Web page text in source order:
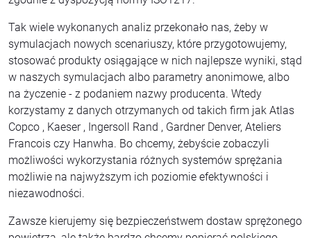
Tak wiele wykonanych analiz przekonało nas, żeby w
symulacjach nowych scenariuszy, które przygotowujemy,
stosować produkty osiągające w nich najlepsze wyniki, stąd
w naszych symulacjach albo parametry anonimowe, albo
na życzenie - z podaniem nazwy producenta. Wtedy
korzystamy z danych otrzymanych od takich firm jak Atlas
Copco , Kaeser , Ingersoll Rand , Gardner Denver, Ateliers
Francois czy Hanwha. Bo chcemy, żebyście zobaczyli
możliwości wykorzystania różnych systemów sprężania
możliwie na najwyższym ich poziomie efektywności i
niezawodności.
Zawsze kierujemy się bezpieczeństwem dostaw sprężonego